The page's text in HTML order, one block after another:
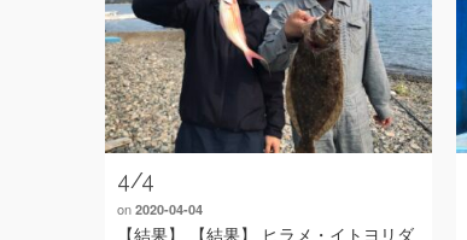
4/4
on 2020-04-04
【結果】 【結果】 ヒラメ・イトヨリダ